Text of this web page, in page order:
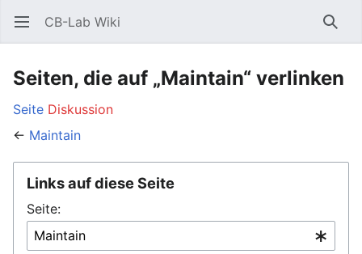
Hauptmenü öffnen CB-Lab Wiki
Seiten, die auf „Maintain“ verlinken
Seite Diskussion
← Maintain
Links auf diese Seite
Seite: